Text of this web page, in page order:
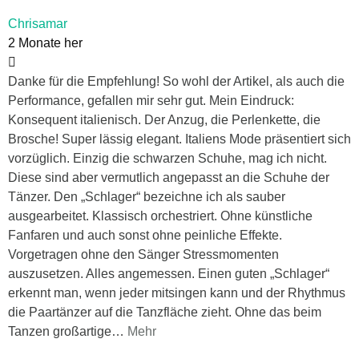
Chrisamar
2 Monate her
Danke für die Empfehlung! So wohl der Artikel, als auch die
Performance, gefallen mir sehr gut. Mein Eindruck:
Konsequent italienisch. Der Anzug, die Perlenkette, die
Brosche! Super lässig elegant. Italiens Mode präsentiert sich
vorzüglich. Einzig die schwarzen Schuhe, mag ich nicht.
Diese sind aber vermutlich angepasst an die Schuhe der
Tänzer. Den „Schlager“ bezeichne ich als sauber
ausgearbeitet. Klassisch orchestriert. Ohne künstliche
Fanfaren und auch sonst ohne peinliche Effekte.
Vorgetragen ohne den Sänger Stressmomenten
auszusetzen. Alles angemessen. Einen guten „Schlager“
erkennt man, wenn jeder mitsingen kann und der Rhythmus
die Paartänzer auf die Tanzfläche zieht. Ohne das beim
Tanzen großartige… Mehr